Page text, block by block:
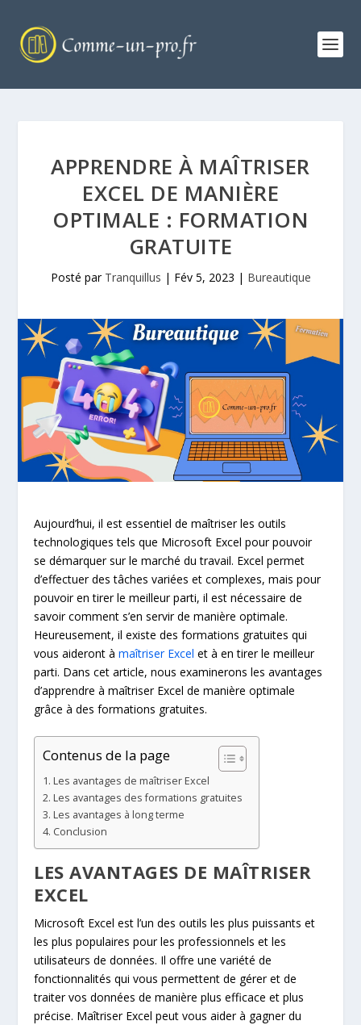
APPRENDRE À MAÎTRISER
EXCEL DE MANIÈRE
OPTIMALE : FORMATION
GRATUITE
Posté par Tranquillus | Fév 5, 2023 | Bureautique
Aujourd’hui, il est essentiel de maîtriser les outils
technologiques tels que Microsoft Excel pour pouvoir
se démarquer sur le marché du travail. Excel permet
d’effectuer des tâches variées et complexes, mais pour
pouvoir en tirer le meilleur parti, il est nécessaire de
savoir comment s’en servir de manière optimale.
Heureusement, il existe des formations gratuites qui
vous aideront àmaîtriser Excel et à en tirer le meilleur
parti. Dans cet article, nous examinerons les avantages
d’apprendre à maîtriser Excel de manière optimale
grâce à des formations gratuites.
Contenus de la page
Les avantages de maîtriser Excel
Les avantages des formations gratuites
Les avantages à long terme
Conclusion
LES AVANTAGES DE MAÎTRISER
EXCEL
Microsoft Excel est l’un des outils les plus puissants et
les plus populaires pour les professionnels et les
utilisateurs de données. Il offre une variété de
fonctionnalités qui vous permettent de gérer et de
traiter vos données de manière plus efficace et plus
précise. Maîtriser Excel peut vous aider à gagner du